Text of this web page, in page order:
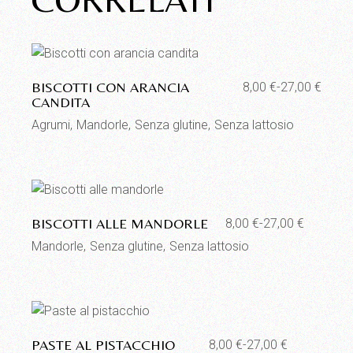
Aggiungi alla lista dei desideri
BISCOTTI CON ARANCIA
CANDITA
8,00€-27,00€
Fascia
di
prezzo:
da
8,00 €
a
27,00 €
Agrumi Mandorle Senza glutine Senza lattosio
Aggiungi alla lista dei desideri
BISCOTTI ALLE MANDORLE 8,00 €-27,00 €
Fascia
di
prezzo:
da
8,00 €
a
27,00 €
Mandorle Senza glutine Senza lattosio
Aggiungi alla lista dei desideri
PASTE AL PISTACCHIO 8,00€-27,00€
Fascia